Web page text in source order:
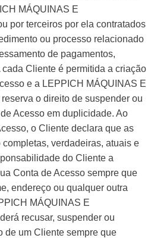
MÁQUINAS E
por terceiros por ela contratados
ou processo relacionado
de pagamentos,
Cliente é permitida a criação
e a LEPPICH MÁQUINAS E
o direito de suspender ou
Acesso em duplicidade. Ao
o Cliente declara que as
verdadeiras, atuais e
do Cliente a
Conta de Acesso sempre que
endereço ou qualquer outra
MÁQUINAS E
recusar, suspender ou
de um Cliente sempre que